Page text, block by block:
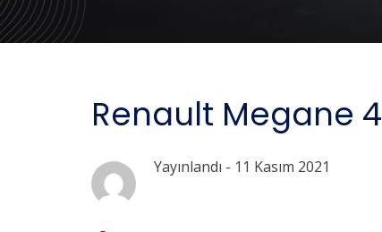
Renault Megane 4
Yayınlandı - 11 Kasım 2021